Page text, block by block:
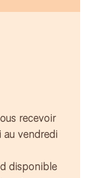
recevoir
vendredi
disponible